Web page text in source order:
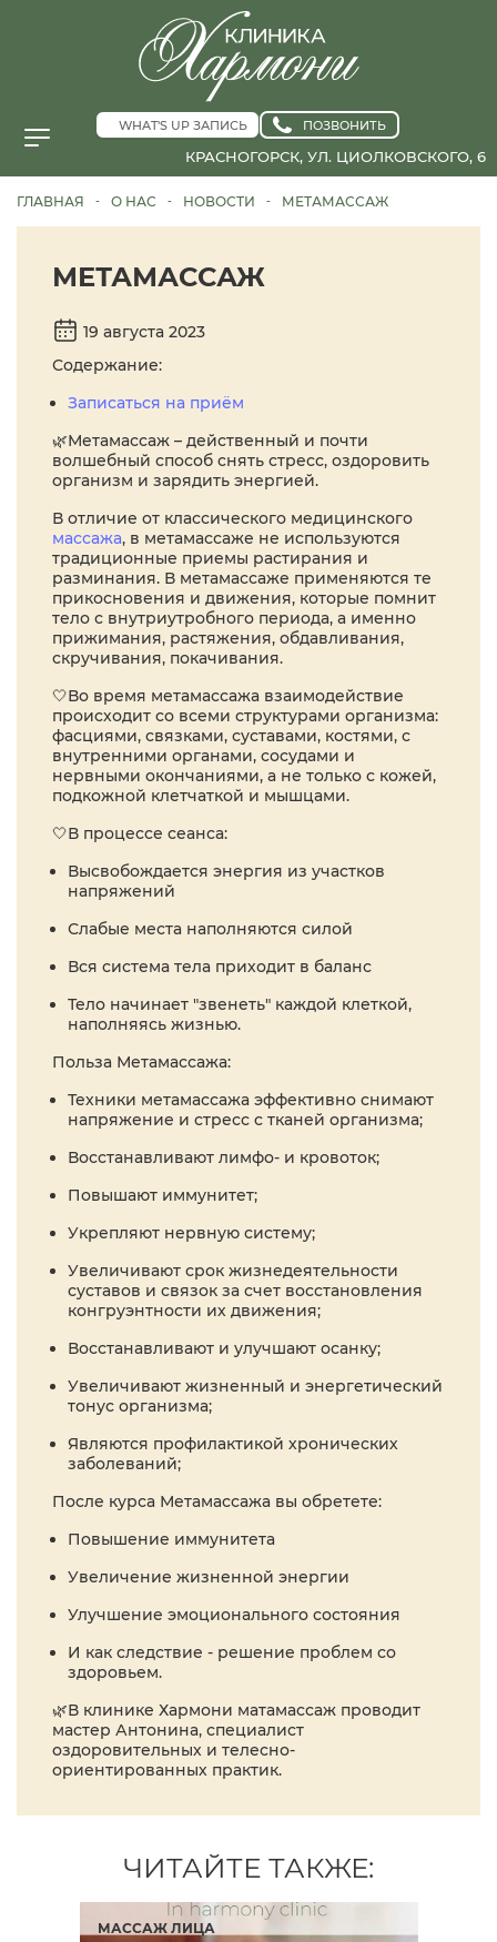
WHAT'S UP ЗАПИСЬ ПОЗВОНИТЬ
КРАСНОГОРСК, УЛ. ЦИОЛКОВСКОГО, 6
ГЛАВНАЯ - О НАС - НОВОСТИ - МЕТАМАССАЖ
МЕТАМАССАЖ
19 августа 2023
Содержание:
Записаться на приём
🌿Метамассаж – действенный и почти
волшебный способ снять стресс, оздоровить
организм и зарядить энергией.
В отличие от классического медицинского
массажа, в метамассаже не используются
традиционные приемы растирания и
разминания. В метамассаже применяются те
прикосновения и движения, которые помнит
тело с внутриутробного периода, а именно
прижимания, растяжения, обдавливания,
скручивания, покачивания.
🤍Во время метамассажа взаимодействие
происходит со всеми структурами организма:
фасциями, связками, суставами, костями, с
внутренними органами, сосудами и
нервными окончаниями, а не только с кожей,
подкожной клетчаткой и мышцами.
🤍В процессе сеанса:
Высвобождается энергия из участков
напряжений
Слабые места наполняются силой
Вся система тела приходит в баланс
Тело начинает "звенеть" каждой клеткой,
наполняясь жизнью.
Польза Метамассажа:
Техники метамассажа эффективно снимают
напряжение и стресс с тканей организма;
Восстанавливают лимфо- и кровоток;
Повышают иммунитет;
Укрепляют нервную систему;
Увеличивают срок жизнедеятельности
суставов и связок за счет восстановления
конгруэнтности их движения;
Восстанавливают и улучшают осанку;
Увеличивают жизненный и энергетический
тонус организма;
Являются профилактикой хронических
заболеваний;
После курса Метамассажа вы обретете:
Повышение иммунитета
Увеличение жизненной энергии
Улучшение эмоционального состояния
И как следствие - решение проблем со
здоровьем.
🌿В клинике Хармони матамассаж проводит
мастер Антонина, специалист
оздоровительных и телесно-
ориентированных практик.
ЧИТАЙТЕ ТАКЖЕ:
МАССАЖ ЛИЦА